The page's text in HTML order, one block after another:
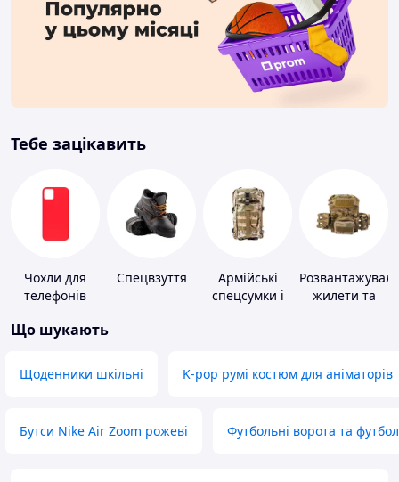
Тебе зацікавить
Чохли для
телефонів
Спецвзуття
Армійські
спецсумки і
жилети та
Що шукають
Щоденники шкільні K-pop румі костюм для аніматорів
Бутси Nike Air Zoom рожеві Футбольні ворота та